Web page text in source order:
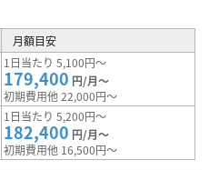
月額目安
1日当たり 5,100円～
179,400 円/月～
初期費用他 22,000円～
1日当たり 5,200円～
182,400 円/月～
初期費用他 16,500円～